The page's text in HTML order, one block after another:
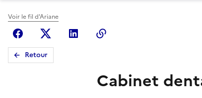
Voir le fil d'Ariane
FacebookX (anciennement Twitter)
Linkedin
Retour
Cabinet